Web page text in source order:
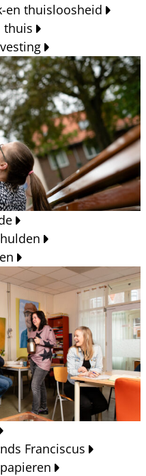
en thuisloosheid
thuis
Franciscus